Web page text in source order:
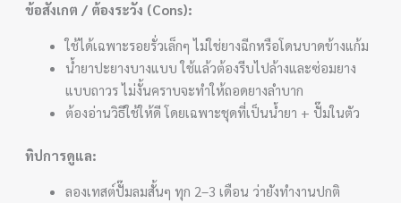
ข้อสังเกต / ต้องระวัง (Cons):
ใช้ได้เฉพาะรอยรั่วเล็กๆ ไม่ใช่ยางฉีกหรือโดนบาดข้างแก้ม
น้ำยาปะยางบางแบบ ใช้แล้วต้องรีบไปล้างและซ่อมยาง
แบบถาวร ไม่งั้นคราบจะทำให้ถอดยางลำบาก
ต้องอ่านวิธีใช้ให้ดี โดยเฉพาะชุดที่เป็นน้ำยา + ปั๊มในตัว
ทิปการดูแล:
ลองเทสต์ปั๊มลมสั้นๆ ทุก 2–3 เดือน ว่ายังทำงานปกติ